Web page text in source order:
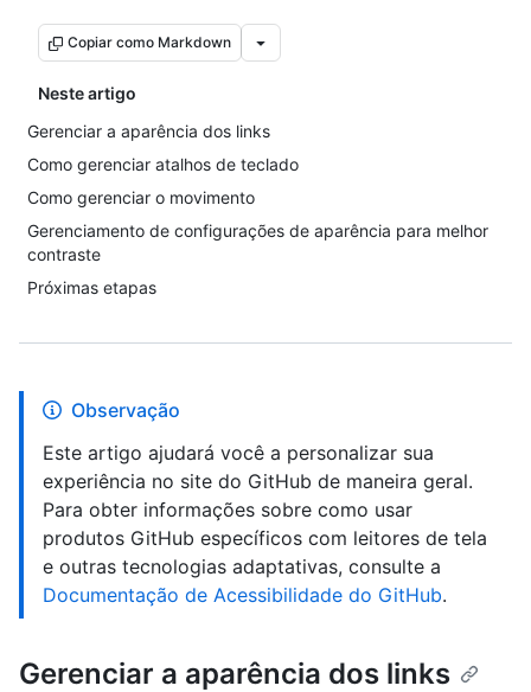
Copiar como Markdown
Neste artigo
Gerenciar a aparência dos links
Como gerenciar atalhos de teclado
Como gerenciar o movimento
Gerenciamento de configurações de aparência para melhor
contraste
Próximas etapas
Observação
Este artigo ajudará você a personalizar sua
experiência no site do GitHub de maneira geral.
Para obter informações sobre como usar
produtos GitHub específicos com leitores de tela
e outras tecnologias adaptativas, consulte a
Documentação de Acessibilidade do GitHub.
Gerenciar a aparência dos links